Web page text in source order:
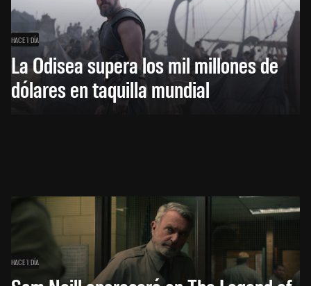
HACE 1 DÍA
La Odisea supera los mil millones de
dólares en taquilla mundial
HACE 1 DÍA